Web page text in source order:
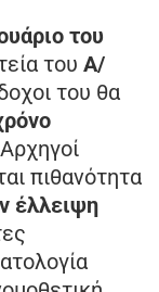
του
του Α/
του θα
πιθανότητα
έλλειψη